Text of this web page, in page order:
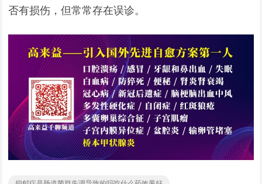
否有损伤，但常常存在误诊。